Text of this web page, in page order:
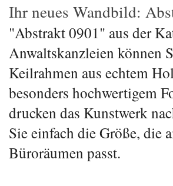
Ihr neues Wandbild:
"Abstrakt 0901" aus der
Anwaltskanzleien können
Keilrahmen aus echtem
besonders hochwertigem
drucken das Kunstwerk
Sie einfach die Größe, die
Büroräumen passt.